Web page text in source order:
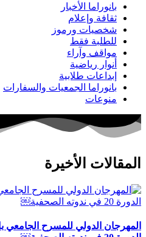
بانوراما الأخبار
ثقافة وإعلام
شخصيات ورموز
للطلبة فقط
مواقف وآراء
أنوار رياضية
إبداعات طلابية
بانوراما الجمعيات والسفارات
منوعات
المقالات الأخيرة
المهرجان الدولي للمسرح